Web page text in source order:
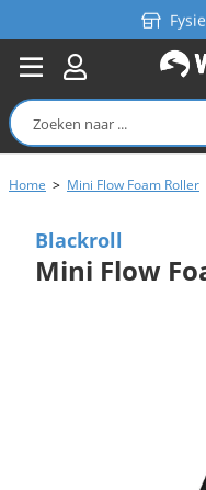
Gratis
Home > Mini Flow Foam Roller
Blackroll
Mini Flow